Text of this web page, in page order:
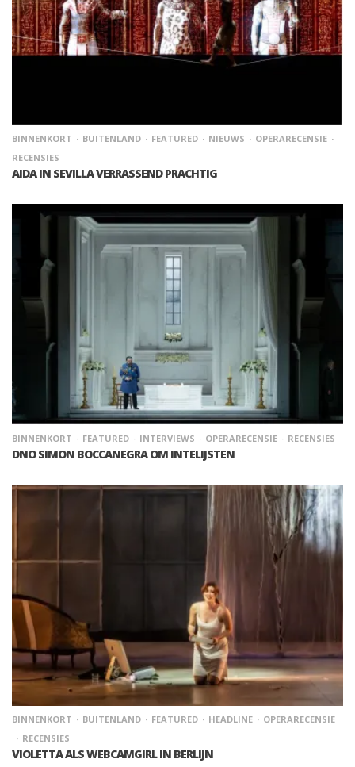
BINNENKORT BUITENLAND FEATURED NIEUWS
OPERARECENSIE
RECENSIES
AIDA IN SEVILLA VERRASSEND PRACHTIG
BINNENKORT FEATURED INTERVIEWS OPERARECENSIE RECENSIES
DNO SIMON BOCCANEGRA OM INTELIJSTEN
BINNENKORT BUITENLAND FEATURED HEADLINE
OPERARECENSIE
RECENSIES
VIOLETTA ALS WEBCAMGIRL IN BERLIJN